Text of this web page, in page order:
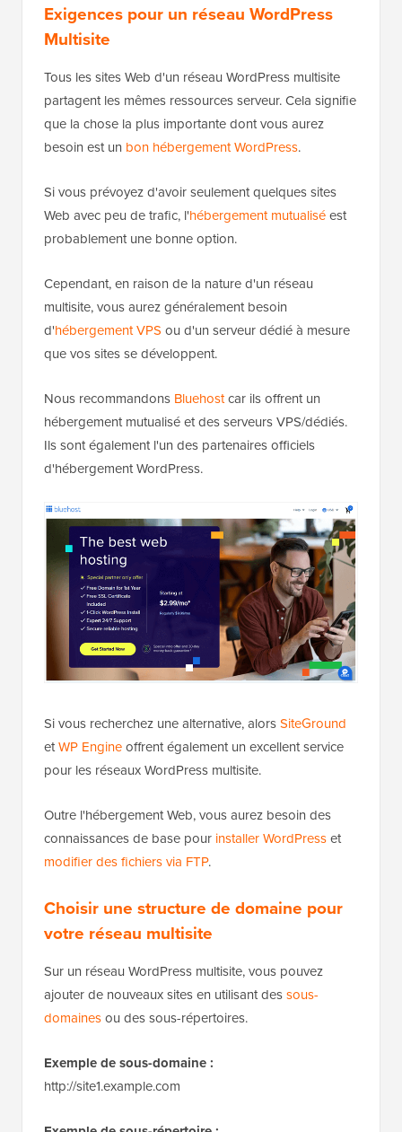
Exigences pour un réseau WordPress
Multisite
Tous les sites Web d'un réseau WordPress multisite
partagent les mêmes ressources serveur. Cela signifie
que la chose la plus importante dont vous aurez
besoin est un bon hébergement WordPress.
Si vous prévoyez d'avoir seulement quelques sites
Web avec peu de trafic, l'hébergement mutualiséest
probablement une bonne option.
Cependant, en raison de la nature d'un réseau
multisite, vous aurez généralement besoin
d'hébergement VPS ou d'un serveur dédié à mesure
que vos sites se développent.
Nous recommandons Bluehostcar ils offrent un
hébergement mutualisé et des serveurs VPS/dédiés.
Ils sont également l'un des partenaires officiels
d'hébergement WordPress.
Si vous recherchez une alternative, alorsSiteGround
etWP Engineoffrent également un excellent service
pour les réseaux WordPress multisite.
Outre l'hébergement Web, vous aurez besoin des
connaissances de base pour installer WordPresset
modifier des fichiers via FTP.
Choisir une structure de domaine pour
votre réseau multisite
Sur un réseau WordPress multisite, vous pouvez
ajouter de nouveaux sites en utilisant dessous-
domainesou des sous-répertoires.
Exemple de sous-domaine :
http://site1.example.com